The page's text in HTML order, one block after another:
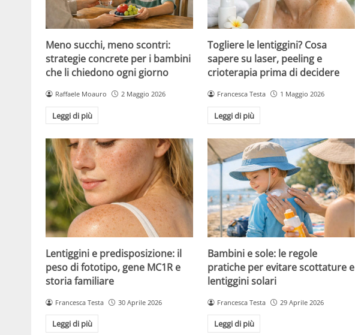
Meno succhi, meno scontri:
strategie concrete per i bambini
che li chiedono ogni giorno
Raffaele Moauro 2 Maggio 2026
Leggi di più
Togliere le lentiggini? Cosa
sapere su laser, peeling e
crioterapia prima di decidere
Francesca Testa 1 Maggio 2026
Leggi di più
Lentiggini e predisposizione: il
peso di fototipo, gene MC1R e
storia familiare
Francesca Testa 30 Aprile 2026
Leggi di più
Bambini e sole: le regole
pratiche per evitare scottature e
lentiggini solari
Francesca Testa 29 Aprile 2026
Leggi di più